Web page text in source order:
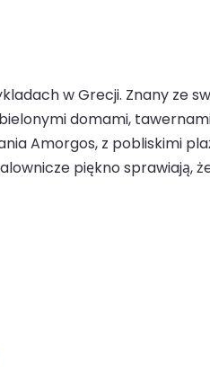
w Grecji. Znany ze
domami,
Amorgos, z pobliskimi
piękno